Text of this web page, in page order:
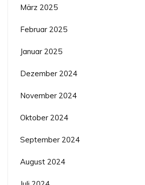
März 2025
Februar 2025
Januar 2025
Dezember 2024
November 2024
Oktober 2024
September 2024
August 2024